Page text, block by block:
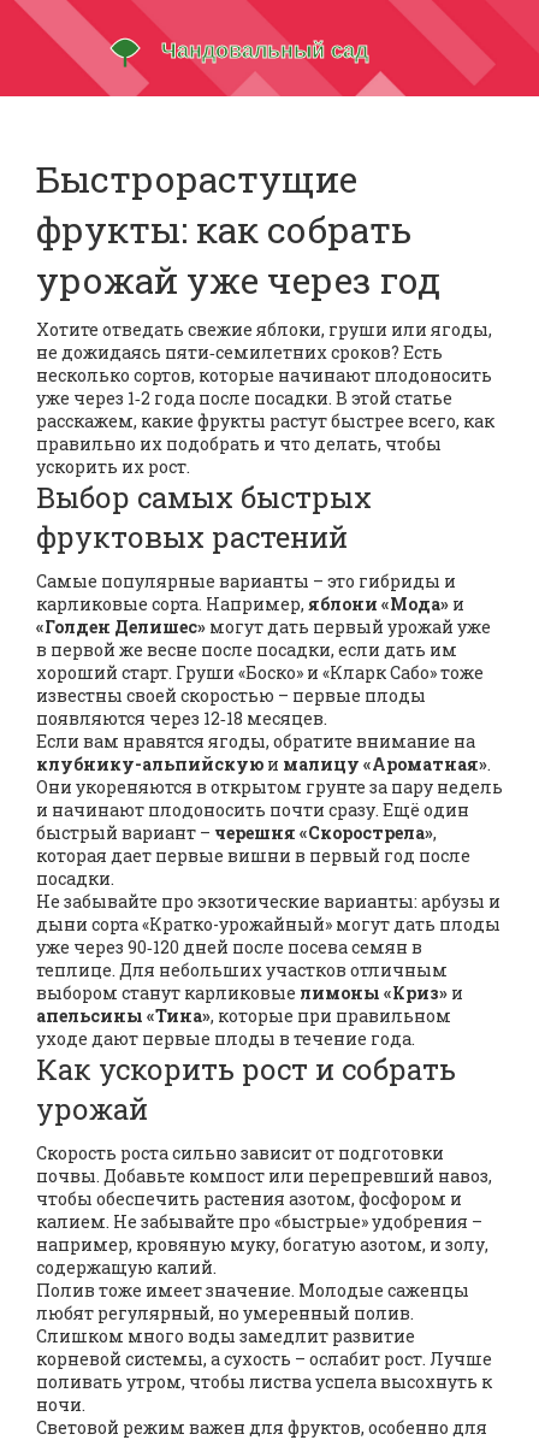
Быстрорастущие
фрукты: как собрать
урожай уже через год
Хотите отведать свежие яблоки, груши или ягоды,
не дожидаясь пяти‑семилетних сроков? Есть
несколько сортов, которые начинают плодоносить
уже через 1‑2 года после посадки. В этой статье
расскажем, какие фрукты растут быстрее всего, как
правильно их подобрать и что делать, чтобы
ускорить их рост.
Выбор самых быстрых
фруктовых растений
Самые популярные варианты – это гибриды и
карликовые сорта. Например, яблони «Мода» и
«Голден Делишес» могут дать первый урожай уже
в первой же весне после посадки, если дать им
хороший старт. Груши «Боско» и «Кларк Сабо» тоже
известны своей скоростью – первые плоды
появляются через 12‑18 месяцев.
Если вам нравятся ягоды, обратите внимание на
клубнику-альпийскую и малицу «Ароматная».
Они укореняются в открытом грунте за пару недель
и начинают плодоносить почти сразу. Ещё один
быстрый вариант – черешня «Скорострела»,
которая дает первые вишни в первый год после
посадки.
Не забывайте про экзотические варианты: арбузы и
дыни сорта «Кратко-урожайный» могут дать плоды
уже через 90‑120 дней после посева семян в
теплице. Для небольших участков отличным
выбором станут карликовые лимоны «Криз» и
апельсины «Тина», которые при правильном
уходе дают первые плоды в течение года.
Как ускорить рост и собрать
урожай
Скорость роста сильно зависит от подготовки
почвы. Добавьте компост или перепревший навоз,
чтобы обеспечить растения азотом, фосфором и
калием. Не забывайте про «быстрые» удобрения –
например, кровяную муку, богатую азотом, и золу,
содержащую калий.
Полив тоже имеет значение. Молодые саженцы
любят регулярный, но умеренный полив.
Слишком много воды замедлит развитие
корневой системы, а сухость – ослабит рост. Лучше
поливать утром, чтобы листва успела высохнуть к
ночи.
Световой режим важен для фруктов, особенно для